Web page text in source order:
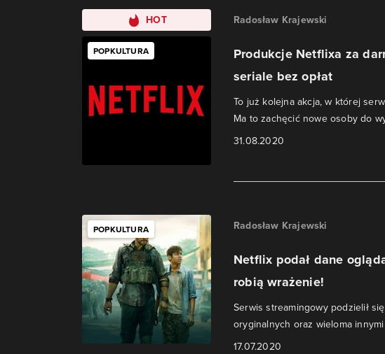
HOT
POPKULTURA
Radosław Krajewski
Produkcje Netflixa za
seriale bez opłat
To już kolejna akcja, w której
Ma to zachęcić nowe osoby do
31.08.2020
POPKULTURA Radosław Krajewski
Netflix podał dane
robią wrażenie!
Serwis streamingowy podzielił
oryginalnych oraz wieloma
17.07.2020